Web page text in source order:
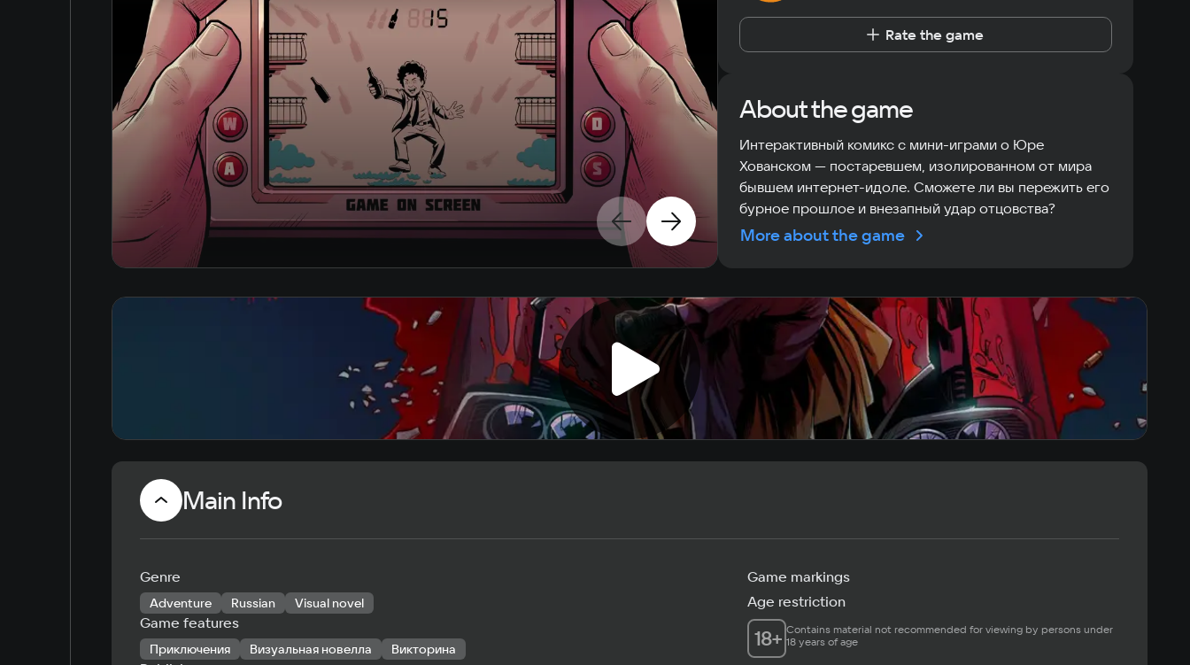
Rate the game
About the game
Интерактивный комикс с мини-играми о Юре
Хованском — постаревшем, изолированном от мира
бывшем интернет-идоле. Сможете ли вы пережить его
бурное прошлое и внезапный удар отцовства?
More about the game
Main Info
Genre
Adventure Russian Visual novel
Game features
Приключения Визуальная новелла Викторина
Game markings
Age restriction
18+ Contains material not recommended for viewing by persons under
18 years of age